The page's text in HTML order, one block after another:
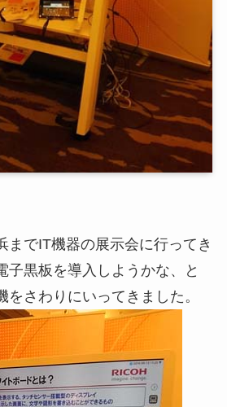
までIT機器の展示会に行ってき
子黒板を導入しようかな、と
をさわりにいってきました。